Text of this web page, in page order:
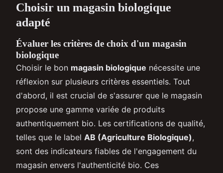
Choisir un magasin biologique
adapté
Évaluer les critères de choix d'un magasin
biologique
Choisir le bon magasin biologique nécessite une
réflexion sur plusieurs critères essentiels. Tout
d'abord, il est crucial de s'assurer que le magasin
propose une gamme variée de produits
authentiquement bio. Les certifications de qualité,
telles que le label AB (Agriculture Biologique),
sont des indicateurs fiables de l'engagement du
magasin envers l'authenticité bio. Ces